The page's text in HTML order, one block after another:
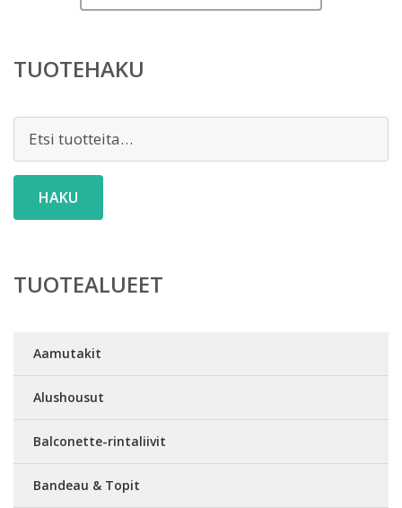
TUOTEHAKU
Etsi:
HAKU
TUOTEALUEET
Aamutakit
Alushousut
Balconette-rintaliivit
Bandeau & Topit